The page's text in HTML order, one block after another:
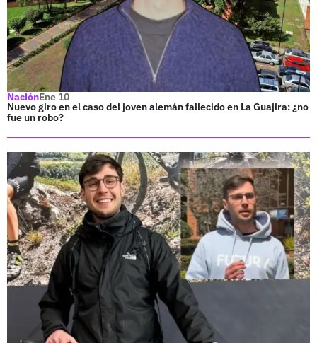
NaciónEne 10
Nuevo giro en el caso del joven alemán fallecido en La Guajira: ¿no
fue un robo?